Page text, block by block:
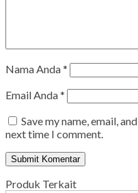
Nama Anda*
Email Anda*
Save my name, email,
next time I comment.
Produk Terkait